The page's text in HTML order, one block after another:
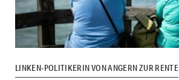
LINKEN-POLITIKERIN VON ANGERN ZUR RENTE